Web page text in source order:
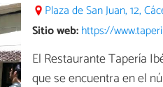
Plaza de San Juan, 12,
Sitio web:https://
El Restaurante Tapería
que se encuentra en el